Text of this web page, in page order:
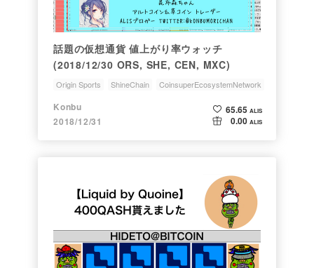
話題の仮想通貨 値上がり率ウォッチ
(2018/12/30 ORS, SHE, CEN, MXC)
Origin Sports ShineChain
CoinsuperEcosystemNetwork
Machine Xchange Coin
Konbu
2018/12/31
65.65 ALIS
0.00 ALIS